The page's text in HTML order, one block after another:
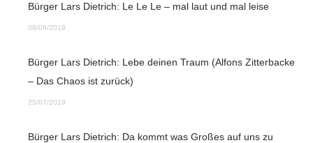
Bürger Lars Dietrich: Le Le Le – mal laut und mal leise
08/08/2019
Bürger Lars Dietrich: Lebe deinen Traum (Alfons Zitterbacke
– Das Chaos ist zurück)
25/07/2019
Bürger Lars Dietrich: Da kommt was Großes auf uns zu